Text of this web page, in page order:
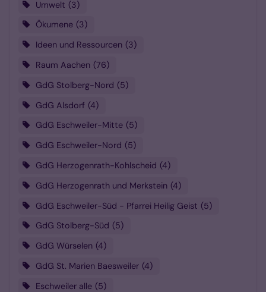
Umwelt 3
Ökumene
3
Ideen und Ressourcen 3
Raum Aachen 76
GdG Stolberg-Nord 5
GdG Alsdorf 4
GdG Eschweiler-Mitte
5
GdG Eschweiler-Nord 5
GdG Herzogenrath-Kohlscheid 4
GdG Herzogenrath und Merkstein 4
GdG Eschweiler-Süd - Pfarrei Heilig Geist 5
GdG Stolberg-Süd
5
GdG Würselen 4
GdG St. Marien Baesweiler 4
Eschweiler alle 5